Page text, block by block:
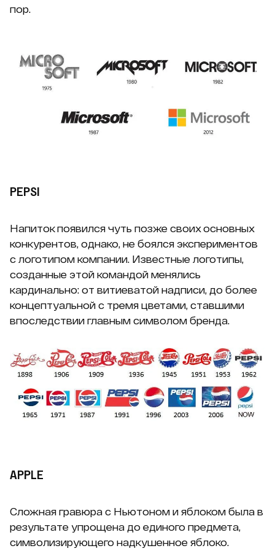
пор.
PEPSI
Напиток появился чуть позже своих основных
конкурентов, однако, не боялся экспериментов
с логотипом компании. Известные логотипы,
созданные этой командой менялись
кардинально: от витиеватой надписи, до более
концептуальной с тремя цветами, ставшими
впоследствии главным символом бренда.
APPLE
Сложная гравюра с Ньютоном и яблоком была в
результате упрощена до единого предмета,
символизирующего надкушенное яблоко.